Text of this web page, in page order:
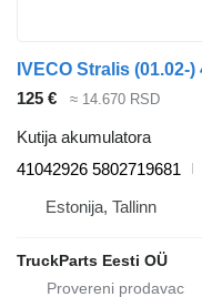
125 € ≈ 14.670 RSD
Kutija akumulatora
41042926 5802719681
Estonija, Tallinn
TruckParts Eesti OÜ